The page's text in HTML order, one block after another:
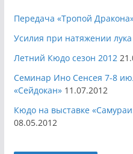
Передача «Тропой
Усилия при натяжении лука
Летний Кюдо сезон 2012
Семинар Ино Сенсея 7-8
«Сейдокан» 11.07.2012
Кюдо на выставке
08.05.2012